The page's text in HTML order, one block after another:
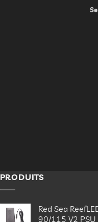
PRODUITS
Red Sea
90/115 V2 PSU